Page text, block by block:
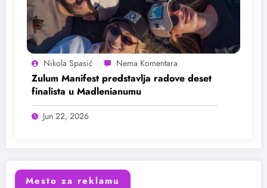
Nikola Spasić
Zulum Manifest predstavlja radove deset
finalista u Madlenianumu
Jun 22, 2026
Mesto za reklamu